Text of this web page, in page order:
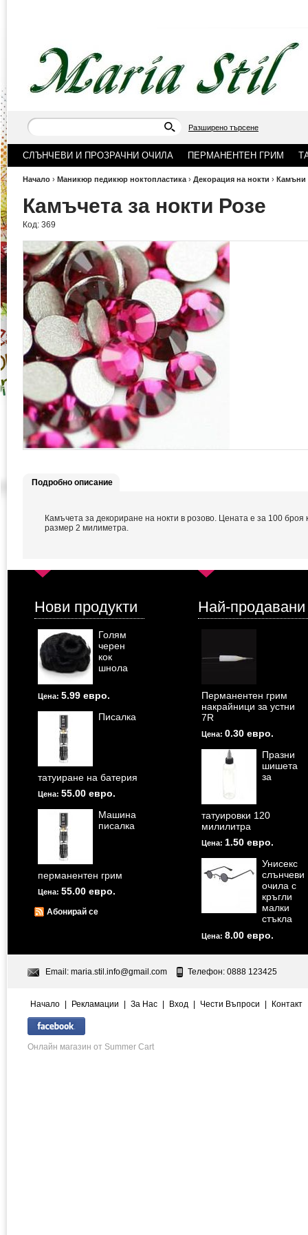
Разширено търсене
СЛЪНЧЕВИ И ПРОЗРАЧНИ ОЧИЛА ПЕРМАНЕНТЕН ГРИМ
Начало › Маникюр педикюр ноктопластика › Декорация на нокти › Камъни
Камъчета за нокти Розе
Код: 369
Подробно описание
Камъчета за декориране на нокти в розово. Цената е за 100 броя
размер 2 милиметра.
Нови продукти
Голям
черен
кок
шнола
Цена: 5.99 евро.
Писалка
татуиране на батерия
Цена: 55.00 евро.
Машина
писалка
перманентен грим
Цена: 55.00 евро.
Абонирай се
Най-продавани
Перманентен грим
накрайници за устни
7R
Цена: 0.30 евро.
Празни
шишета
за
татуировки 120
милилитра
Цена: 1.50 евро.
Унисекс
слънчеви
очила с
кръгли
малки
стъкла
Цена: 8.00 евро.
Email: maria.stil.info@gmail.com Телефон: 0888 123425
Начало | Рекламации | За Нас | Вход | Чести Въпроси | Контакт
Онлайн магазин от Summer Cart